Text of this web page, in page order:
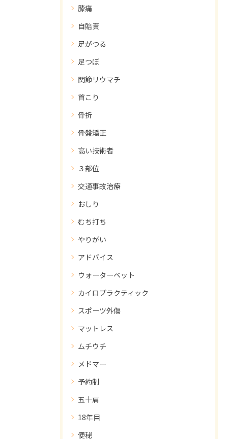
膝痛
自賠責
足がつる
足つぼ
関節リウマチ
首こり
骨折
骨盤矯正
高い技術者
３部位
交通事故治療
おしり
むち打ち
やりがい
アドバイス
ウォーターベット
カイロプラクティック
スポーツ外傷
マットレス
ムチウチ
メドマー
予約制
五十肩
18年目
便秘